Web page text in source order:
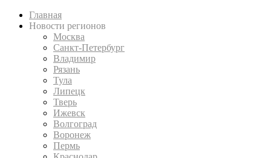
Главная
Новости регионов
Москва
Санкт-Петербург
Владимир
Рязань
Тула
Липецк
Тверь
Ижевск
Волгоград
Воронеж
Пермь